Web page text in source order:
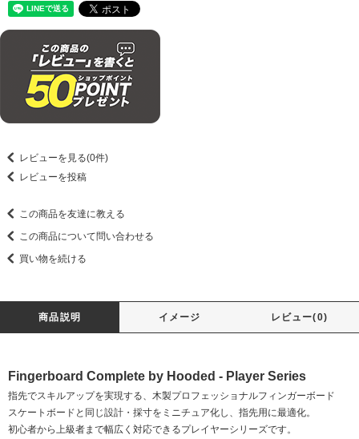
レビューを見る(0件)
レビューを投稿
この商品を友達に教える
この商品について問い合わせる
買い物を続ける
商品説明 イメージ レビュー(0)
Fingerboard Complete by Hooded - Player Series
指先でスキルアップを実現する、木製プロフェッショナルフィンガーボード
スケートボードと同じ設計・採寸をミニチュア化し、指先用に最適化。
初心者から上級者まで幅広く対応できるプレイヤーシリーズです。